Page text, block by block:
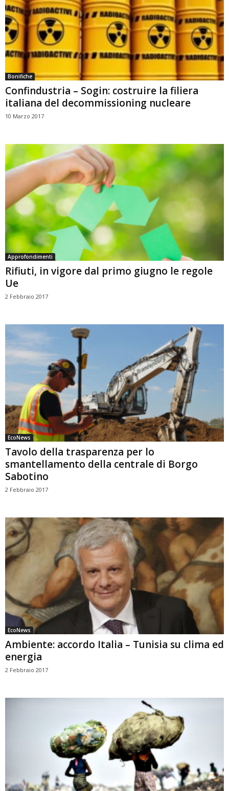
Bonifiche
Confindustria – Sogin: costruire la filiera
italiana del decommissioning nucleare
10 Marzo 2017
Approfondimenti
Rifiuti, in vigore dal primo giugno le regole
Ue
2 Febbraio 2017
EcoNews
Tavolo della trasparenza per lo
smantellamento della centrale di Borgo
Sabotino
2 Febbraio 2017
EcoNews
Ambiente: accordo Italia – Tunisia su clima ed
energia
2 Febbraio 2017